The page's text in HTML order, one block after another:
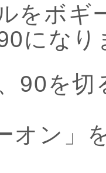
をボギ
になり
90を切
オン」